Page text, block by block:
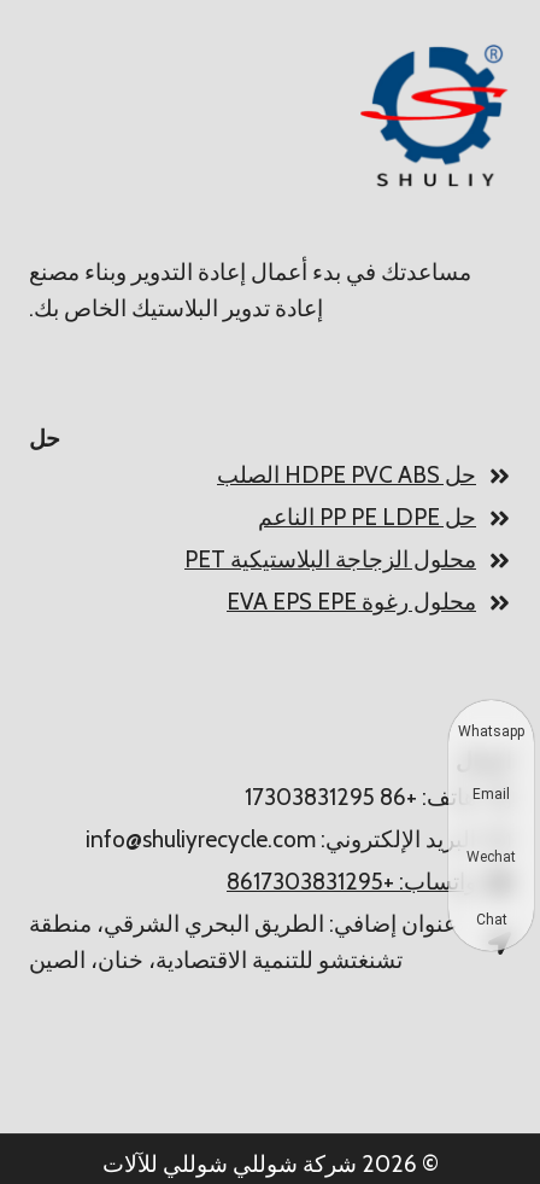
مساعدتك في بدء أعمال إعادة التدوير وبناء مصنع
إعادة تدوير البلاستيك الخاص بك.
حل
حل HDPE PVC ABS الصلب
حل PP PE LDPE الناعم
محلول الزجاجة البلاستيكية PET
محلول رغوة EVA EPS EPE
هاتف: +86 17303831295
البريد الإلكتروني: info@shuliyrecycle.com
واتساب: +8617303831295
عنوان إضافي: الطريق البحري الشرقي، منطقة
تشنغتشو للتنمية الاقتصادية، خنان، الصين
© 2026 شركة شوللي شوللي للآلات
Whatsapp
Email
Wechat
Chat